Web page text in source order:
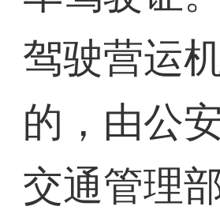
驾驶营运
的，由公
交通管理